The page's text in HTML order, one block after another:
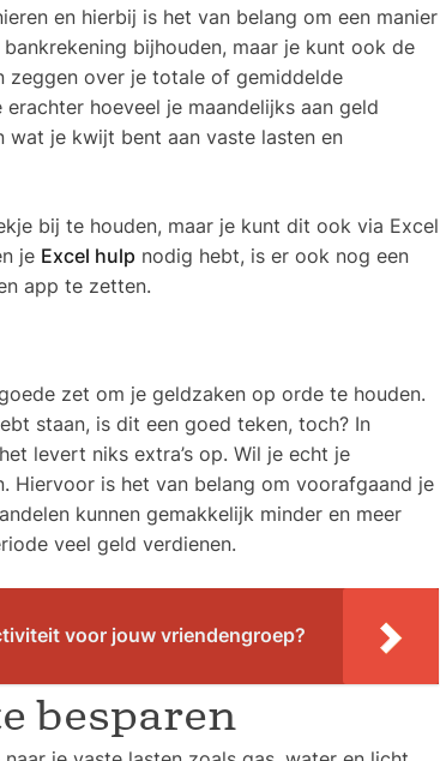
en hierbij is het van belang om een manier
bijhouden, maar je kunt ook de
zeggen over je totale of gemiddelde
hoeveel je maandelijks aan geld
wat je kwijt bent aan vaste lasten en
bij te houden, maar je kunt dit ook via Excel
je Excel hulp nodig hebt, is er ook nog een
app te zetten.
zet om je geldzaken op orde te houden.
staan, is dit een goed teken, toch? In
levert niks extra’s op. Wil je echt je
Hiervoor is het van belang om voorafgaand je
kunnen gemakkelijk minder en meer
veel geld verdienen.
voor jouw vriendengroep?
besparen